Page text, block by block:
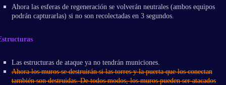
Ahora las esferas de regeneración se volverán neutrales (ambos equipos
podrán capturarlas) si no son recolectadas en 3 segundos.
Las estructuras de ataque ya no tendrán municiones.
Ahora los muros se destruirán si las torres y la puerta que los conectan
también son destruidas. De todos modos, los muros pueden ser atacados